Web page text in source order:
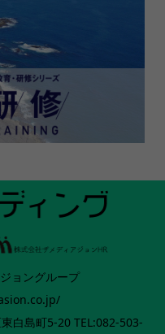
ジョングループ
白島町5-20 TEL:082-503-